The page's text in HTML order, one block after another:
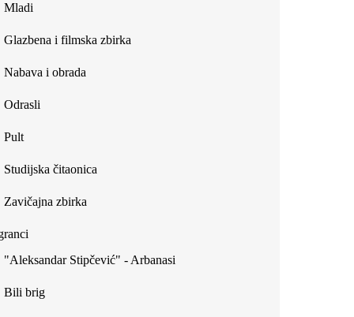
Mladi
Glazbena i filmska zbirka
Nabava i obrada
Odrasli
Pult
Studijska čitaonica
Zavičajna zbirka
"Aleksandar Stipčević" - Arbanasi
Bili brig